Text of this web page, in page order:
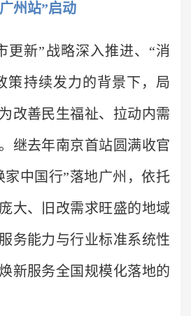
州站”启动
更新”战略深入推进、“消
策持续发力的背景下，局
改善民生福祉、拉动内需
继去年南京首站圆满收官
家中国行”落地广州，依托
大、旧改需求旺盛的地域
务能力与行业标准系统性
新服务全国规模化落地的